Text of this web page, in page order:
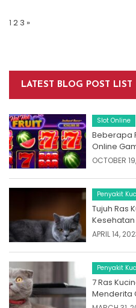
Navigation
1 2 3 »
LATEST BLOG POST LIST
Slot Online
Beberapa
Online
OCTOBER
Penyakit
Tujuh Ras
APRIL 14,
Penyakit
7 Ras
Menderita